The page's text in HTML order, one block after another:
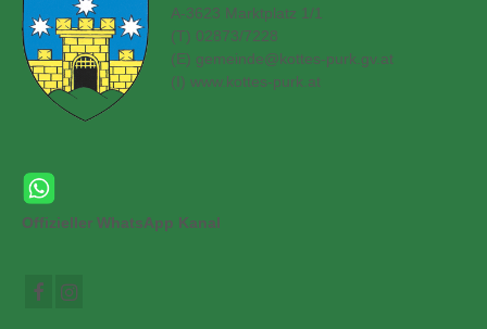
A-3623 Marktplatz 1/1
(T) 02873/7228
(E) gemeinde@kottes-purk.gv.at
(I) www.kottes-purk.at
Offizieller WhatsApp Kanal